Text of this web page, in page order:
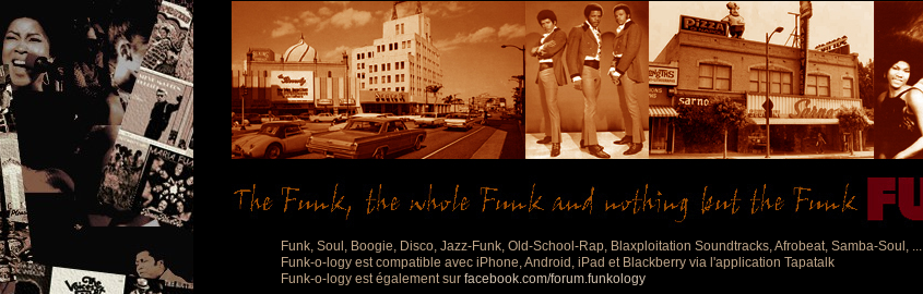
Funk, Soul, Boogie, Disco, Jazz-Funk, Old-School-Rap, Blaxploitation Soundtracks, Afrobeat, Samba-Soul, ...
Funk-o-logy est compatible avec iPhone, Android, iPad et Blackberry via l'application Tapatalk
Funk-o-logy est également sur facebook.com/forum.funkology